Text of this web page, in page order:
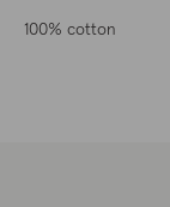
100% cotton